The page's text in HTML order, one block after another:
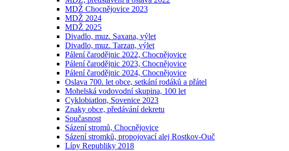
MDŽ Chocnějovice 2023
MDŽ 2024
MDŽ 2025
Divadlo, muz. Saxana, výlet
Divadlo, muz. Tarzan, výlet
Pálení čarodějnic 2022, Chocnějovice
Pálení čarodějnic 2023, Chocnějovice
Pálení čarodějnic 2024, Chocnějovice
Oslava 700. let obce, setkání rodáků a přátel
Mohelská vodovodní skupina, 100 let
Cyklobiatlon, Sovenice 2023
Znaky obce, předávání dekretu
Současnost
Sázení stromů, Chocnějovice
Sázení stromků, propojovací alej Rostkov-Ouč
Lípy Republiky 2018